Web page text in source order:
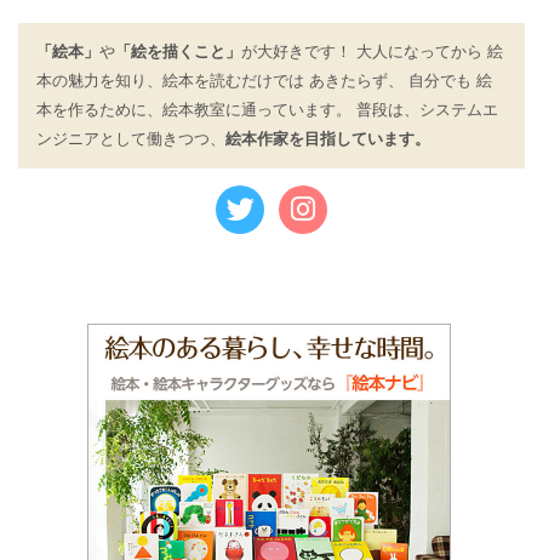
「絵本」 や 「絵を描くこと」 が大好きです！ 大人になってから 絵
本の魅力を知り、絵本を読むだけでは あきたらず、 自分でも 絵
本を作るために、絵本教室に通っています。 普段は、システムエ
ンジニアとして働きつつ、 絵本作家を目指しています。